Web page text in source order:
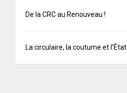
De la CRC au Renouveau !
La circulaire, la coutume et l’État